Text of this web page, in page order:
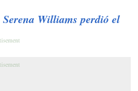
Serena Williams perdió el